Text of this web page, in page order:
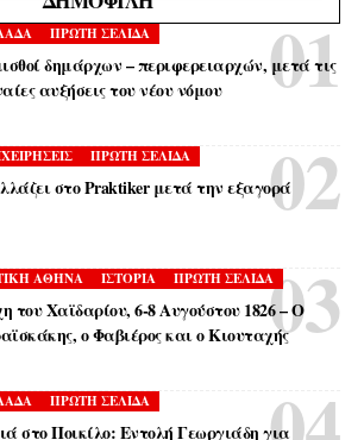
ΠΡΩΤΗ ΣΕΛΙΔΑ
δημάρχων – περιφερειαρχών, μετά τις
αυξήσεις του νέου νόμου
ΠΡΩΤΗ ΣΕΛΙΔΑ
στο Praktiker μετά την εξαγορά
ΑΘΗΝΑ ΙΣΤΟΡΙΑ ΠΡΩΤΗ ΣΕΛΙΔΑ
του Χαϊδαρίου, 6-8 Αυγούστου 1826 – Ο
ο Φαβιέρος και ο Κιουταχής
ΠΡΩΤΗ ΣΕΛΙΔΑ
στο Ποικίλο: Εντολή Γεωργιάδη για